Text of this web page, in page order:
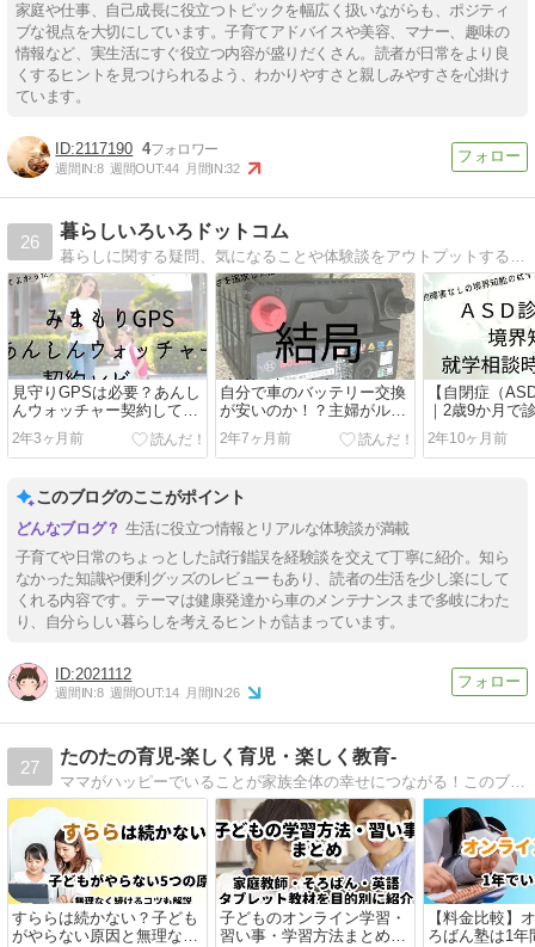
家庭や仕事、自己成長に役立つトピックを幅広く扱いながらも、ポジティ
ブな視点を大切にしています。子育てアドバイスや美容、マナー、趣味の
情報など、実生活にすぐ役立つ内容が盛りだくさん。読者が日常をより良
くするヒントを見つけられるよう、わかりやすさと親しみやすさを心掛け
ています。
2117190 4
週間IN:8 週間OUT:44 月間IN:32
26
暮らしいろいろドットコム
暮らしに関する疑問、気になることや体験談をアウトプットするよ！
見守りGPSは必要？あんし
んウォッチャー契約してみ
た。１年生になった娘に。
2年3ヶ月前
自分で車のバッテリー交換
が安いのか！？主婦がルー
クスハイウェイスターター
ボ【ML21S】のバッテリー
を交換
2年7ヶ月前
【自閉症（
｜2歳9か月で
中ビネーでIQ
った話。
2年10ヶ月前
このブログのここがポイント
生活に役立つ情報とリアルな体験談が満載
子育てや日常のちょっとした試行錯誤を経験談を交えて丁寧に紹介。知ら
なかった知識や便利グッズのレビューもあり、読者の生活を少し楽にして
くれる内容です。テーマは健康発達から車のメンテナンスまで多岐にわた
り、自分らしい暮らしを考えるヒントが詰まっています。
2021112
週間IN:8 週間OUT:14 月間IN:26
27
たのたの育児-楽しく育児・楽しく教育-
ママがハッピーでいることが家族全体の幸せにつながる！このブログでは、子育てをもっと楽しく、ストレスフリーにするための秘策や実践的なアドバイスを大公開。一緒に育児の楽しさを発見しましょう。
すららは続かない？子ども
がやらない原因と無理なく
子どものオンライン学習・
習い事・学習方法まとめ｜
【料金比較】
ろばん塾は1年